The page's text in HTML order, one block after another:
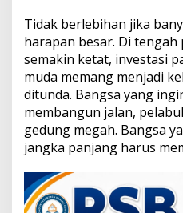
n
d
o
n
e
s
i
a
Tidak berlebihan jika
harapan besar. Di
semakin ketat, investasi
muda memang menjadi
ditunda. Bangsa yang
membangun jalan,
gedung megah. Bangsa
jangka panjang harus